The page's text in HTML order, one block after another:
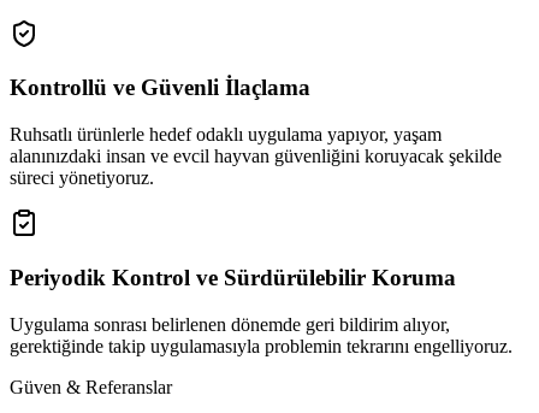
Kontrollü ve Güvenli İlaçlama
Ruhsatlı ürünlerle hedef odaklı uygulama yapıyor, yaşam
alanınızdaki insan ve evcil hayvan güvenliğini koruyacak şekilde
süreci yönetiyoruz.
Periyodik Kontrol ve Sürdürülebilir Koruma
Uygulama sonrası belirlenen dönemde geri bildirim alıyor,
gerektiğinde takip uygulamasıyla problemin tekrarını engelliyoruz.
Güven & Referanslar